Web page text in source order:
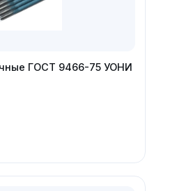
ГОСТ 9466-75 УОНИ